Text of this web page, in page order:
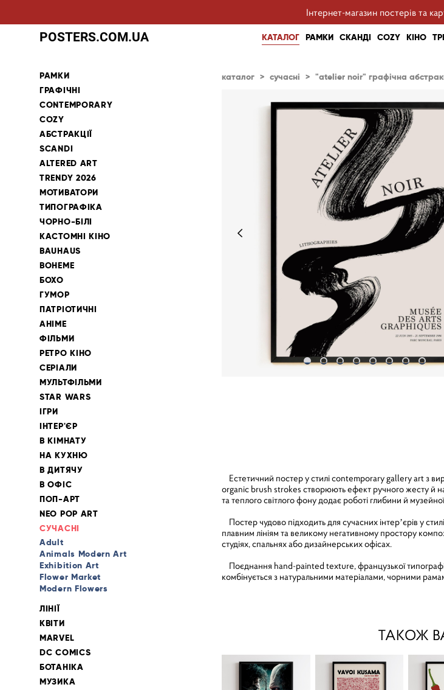
Інтернет-магазин постерів та
POSTERS.COM.UA КАТАЛОГ РАМКИ СКАНДІ COZY КІНО
РАМКИ
ГРАФІЧНІ
CONTEMPORARY
COZY
АБСТРАКЦІЇ
SCANDI
ALTERED ART
TRENDY 2026
МОТИВАТОРИ
ТИПОГРАФІКА
ЧОРНО-БІЛІ
КАСТОМНІ КІНО
BAUHAUS
BOHEME
БОХО
ГУМОР
ПАТРІОТИЧНІ
АНІМЕ
ФІЛЬМИ
РЕТРО КІНО
СЕРІАЛИ
МУЛЬТФІЛЬМИ
STAR WARS
ІГРИ
ІНТЕР'ЄР
В КІМНАТУ
НА КУХНЮ
В ДИТЯЧУ
В ОФІС
ПОП-АРТ
NEO POP ART
СУЧАСНІ
Adult
Animals Modern Art
Exhibition Art
Flower Market
Modern Flowers
ЛІНІЇ
КВІТИ
MARVEL
DC COMICS
БОТАНІКА
МУЗИКА
каталог > сучасні > "atelier noir" графічна
Естетичний постер у стилі contemporary gallery art з
organic brush strokes створюють ефект ручного жесту й
та теплого світлого фону додає роботі глибини й
Постер чудово підходить для сучасних інтерʼєрів у
плавним лініям та великому негативному простору
студіях, спальнях або дизайнерських офісах.
Поєднання hand-painted texture, французької
комбінується з натуральними матеріалами, чорними
ТАКОЖ